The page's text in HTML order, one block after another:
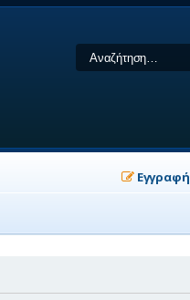
Εγγραφή